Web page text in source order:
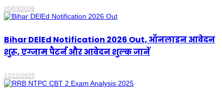
20/03/2026
Bihar DElEd Notification 2026 Out, ऑनलाइन आवेदन
शुरू, एग्जाम पैटर्न और आवेदन शुल्क जानें
12/12/2025